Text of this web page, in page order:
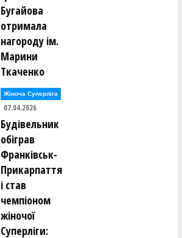
Бугайова
отримала
нагороду ім.
Марини
Ткаченко
Жіноча Суперліга
07.04.2026
Будівельник
обіграв
Франківськ-
Прикарпаття
і став
чемпіоном
жіночої
Суперліги: